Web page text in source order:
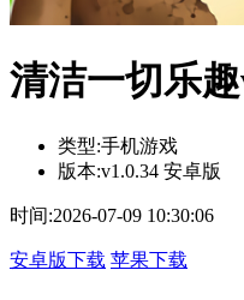
清洁一切乐
类型:手机游戏
版本:v1.0.34 安卓版
时间:2026-07-09 10:30:06
安卓版下载 苹果下载